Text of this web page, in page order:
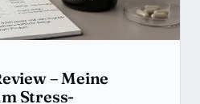
– Meine
Stress-